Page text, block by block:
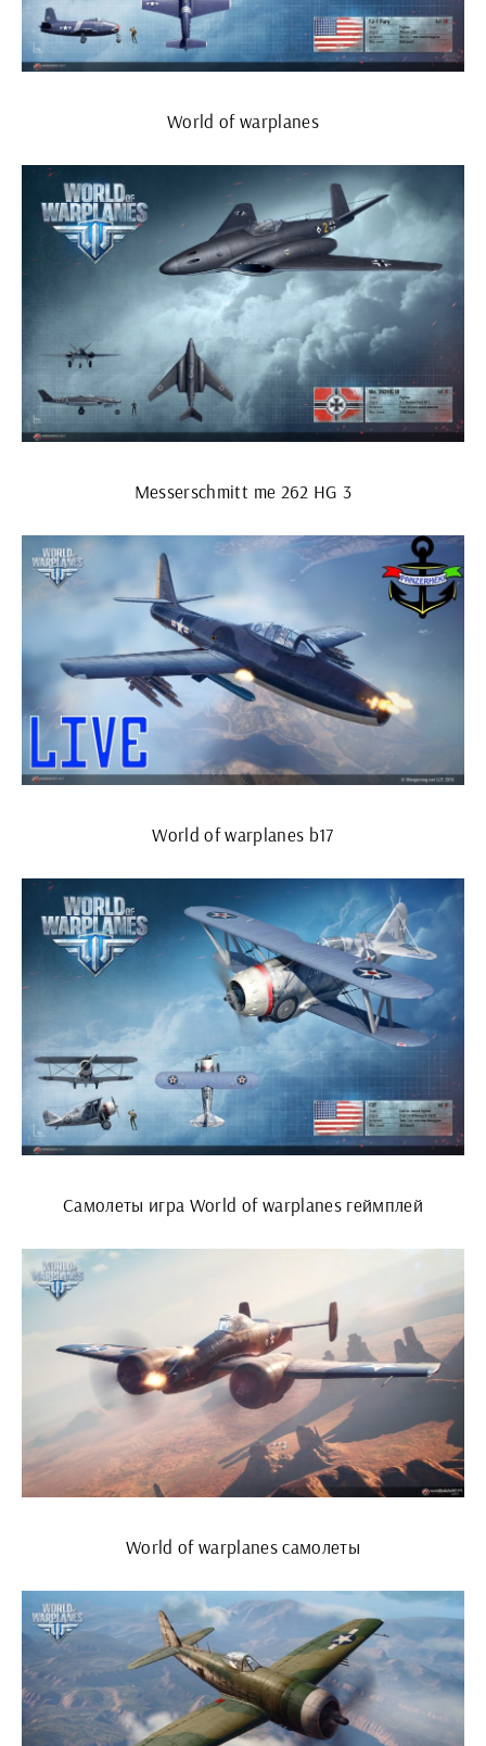
World of warplanes
Messerschmitt me 262 HG 3
World of warplanes b17
Самолеты игра World of warplanes геймплей
World of warplanes самолеты